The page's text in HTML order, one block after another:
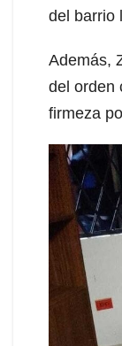
del barrio
Además,
del orden
firmeza